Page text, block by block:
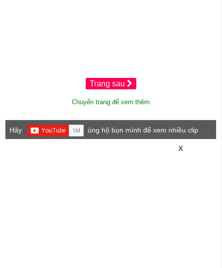
Trang sau
Chuyển trang để xem thêm
Hãy
ủng hộ bọn mình để xem nhiều clip
X